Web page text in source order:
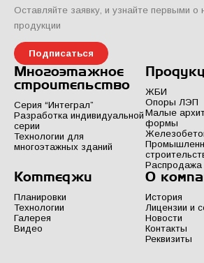
Оставляйте заявку, и узнайте первыми о
продукции
Подписаться
Многоэтажное
строительство
Серия “Интеграл”
Разработка индивидуальной
серии
Технологии для
многоэтажных зданий
ЖБИ
Опоры ЛЭП
Малые
формы
Распродажа
Коттеджи
Планировки
Технологии
Галерея
Видео
О
История
Лицензии и
Новости
Контакты
Реквизиты